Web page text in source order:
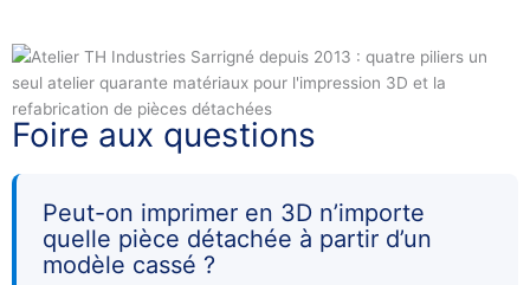
Foire aux questions
Peut-on imprimer en 3D n’importe
quelle pièce détachée à partir d’un
modèle cassé ?